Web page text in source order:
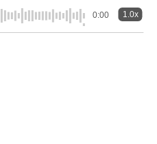
0:00 1.0x